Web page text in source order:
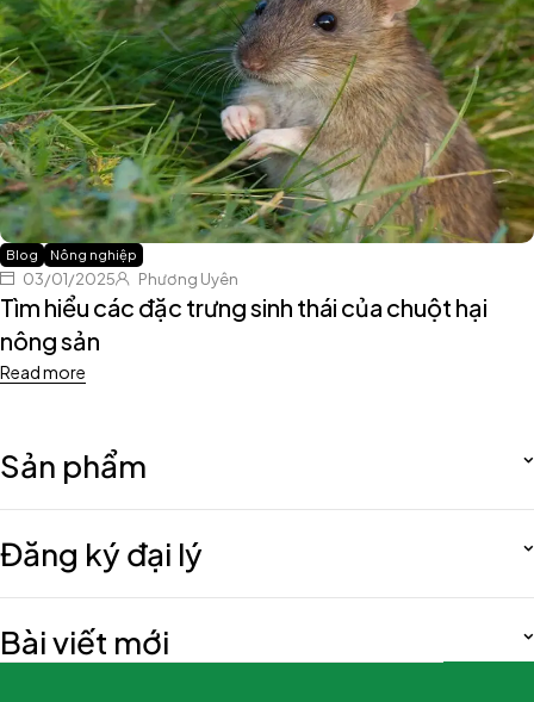
Blog Nông nghiệp
03/01/2025 Phương Uyên
Tìm hiểu các đặc trưng sinh thái của chuột hại
nông sản
Read more
Sản phẩm
Đăng ký đại lý
Bài viết mới